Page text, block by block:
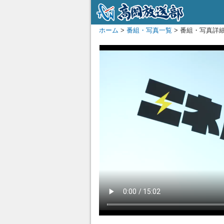
ホーム > 番組・写真一覧 > 番組・写真詳